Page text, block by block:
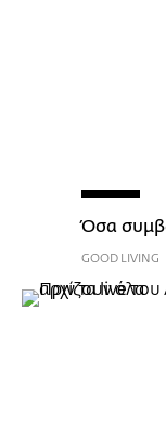
Όσα
GOOD LIVING